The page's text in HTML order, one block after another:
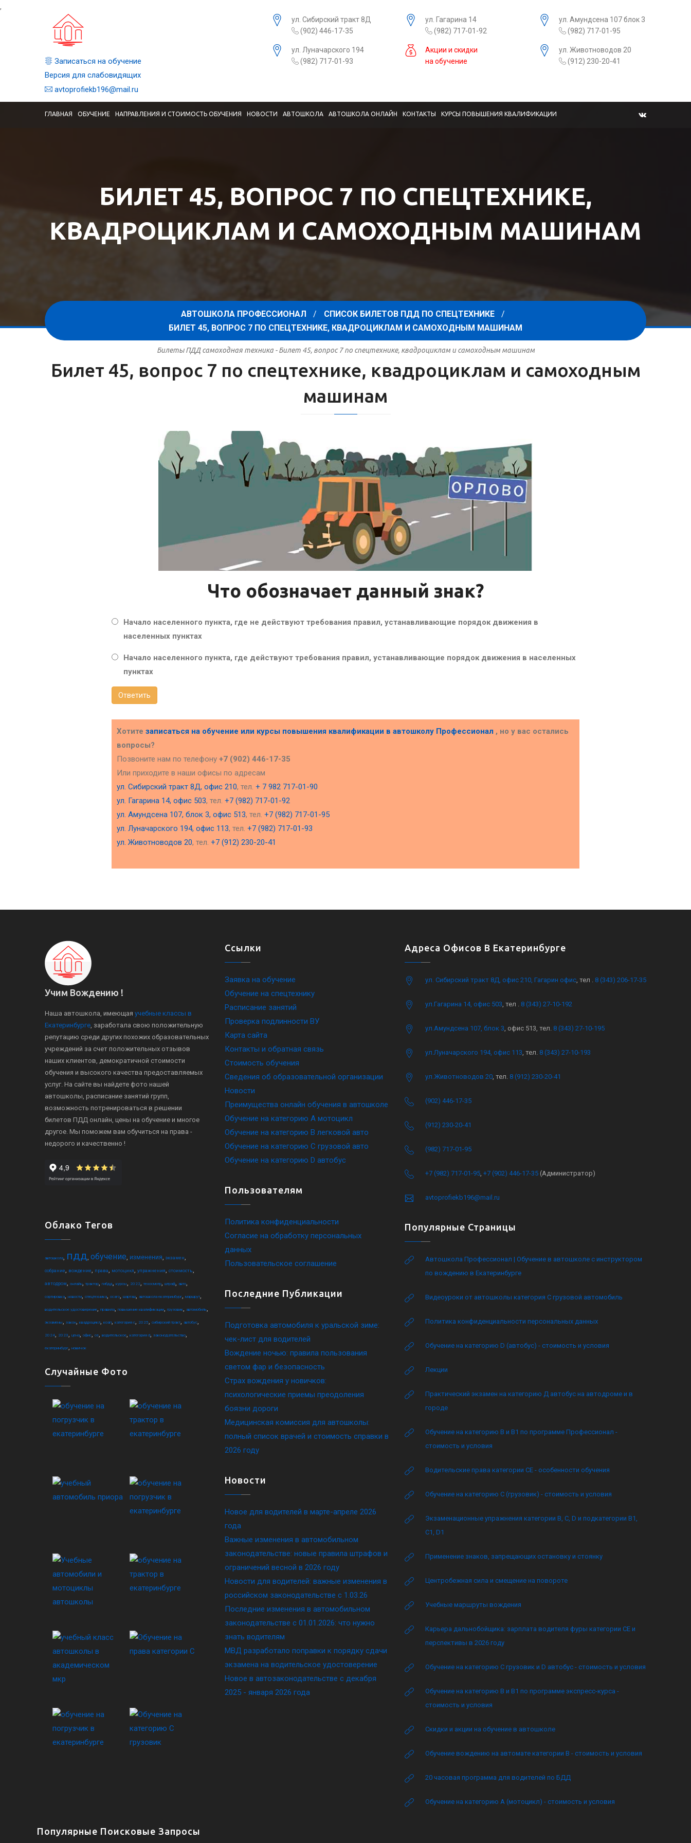
,
Записаться на обучение
Версия для слабовидящих
avtoprofiekb196@mail.ru
ул. Сибирский тракт 8Д
(902) 446-17-35
ул. Гагарина 14
(982) 717-01-92
ул. Амундсена 107 блок 3
(982) 717-01-95
ул. Луначарского 194
(982) 717-01-93
Акции и скидки
на обучение
ул. Животноводов 20
(912) 230-20-41
ГЛАВНАЯ ОБУЧЕНИЕ НАПРАВЛЕНИЯ И СТОИМОСТЬ ОБУЧЕНИЯ НОВОСТИ АВТОШКОЛА АВТОШКОЛА ОНЛАЙН КОНТАКТЫ КУРСЫ ПОВЫШЕНИЯ КВАЛИФИКАЦИИ
БИЛЕТ 45, ВОПРОС 7 ПО СПЕЦТЕХНИКЕ,
КВАДРОЦИКЛАМ И САМОХОДНЫМ МАШИНАМ
АВТОШКОЛА ПРОФЕССИОНАЛ
СПИСОК БИЛЕТОВ ПДД ПО СПЕЦТЕХНИКЕ
БИЛЕТ 45, ВОПРОС 7 ПО СПЕЦТЕХНИКЕ, КВАДРОЦИКЛАМ И САМОХОДНЫМ МАШИНАМ
Билеты ПДД самоходная техника - Билет 45, вопрос 7 по спецтехнике, квадроциклам и самоходным машинам
Билет 45, вопрос 7 по спецтехнике, квадроциклам и самоходным
машинам
Что обозначает данный знак?
Начало населенного пункта, где не действуют требования правил, устанавливающие порядок движения в
населенных пунктах
Начало населенного пункта, где действуют требования правил, устанавливающие порядок движения в населенных
пунктах
Ответить
Хотите записаться на обучение или курсы повышения квалификации в автошколу Профессионал , но у вас остались
вопросы?
Позвоните нам по телефону +7 (902) 446-17-35
Или приходите в наши офисы по адресам
ул. Сибирский тракт 8Д, офис 210, тел. + 7 982 717-01-90
ул. Гагарина 14, офис 503, тел. +7 (982) 717-01-92
ул. Амундсена 107, блок 3, офис 513, тел. +7 (982) 717-01-95
ул. Луначарского 194, офис 113, тел. +7 (982) 717-01-93
ул. Животноводов 20, тел. +7 (912) 230-20-41
Учим Вождению !
Наша автошкола, имеющая учебные классы в
Екатеринбурге , заработала свою положительную
репутацию среди других похожих образовательных
учреждений за счет положительных отзывов
наших клиентов, демократичной стоимости
обучения и высокого качества предоставляемых
услуг. На сайте вы найдете фото нашей
автошколы, расписание занятий групп,
возможность потренироваться в решении
билетов ПДД онлайн, цены на обучение и многое
другое. Мы поможем вам обучиться на права -
недорого и качественно !
Облако Тегов
автошкола пдд обучение изменения экзамен
собрание вождение права мотоцикл упражнения стоимость
автодром онлайн трактор гибдд курсы 2022 техосмотр штраф авто
сортировка новости спецтехника осаго шарташ автошкола екатеринбург маршрут
водительское удостоверение правила повышение квалификации грузовик автомобиль
экзамены закон квадроцикл коап категория c 2025 сибирский тракт автобус
2024 2023 цена офис ce водительское категория d законодательство
екатеринбург новичок
Случайные Фото
Ссылки
Заявка на обучение
Обучение на спецтехнику
Расписание занятий
Проверка подлинности ВУ
Карта сайта
Контакты и обратная связь
Стоимость обучения
Сведения об образовательной организации
Новости
Преимущества онлайн обучения в автошколе
Обучение на категорию A мотоцикл
Обучение на категорию B легковой авто
Обучение на категорию C грузовой авто
Обучение на категорию D автобус
Пользователям
Политика конфиденциальности
Согласие на обработку персональных
данных
Пользовательское соглашение
Последние Публикации
Подготовка автомобиля к уральской зиме:
чек-лист для водителей
Вождение ночью: правила пользования
светом фар и безопасность
Страх вождения у новичков:
психологические приемы преодоления
боязни дороги
Медицинская комиссия для автошколы:
полный список врачей и стоимость справки в
2026 году
Новости
Новое для водителей в марте-апреле 2026
года
Важные изменения в автомобильном
законодательстве: новые правила штрафов и
ограничений весной в 2026 году
Новости для водителей: важные изменения в
российском законодательстве c 1.03.26
Последние изменения в автомобильном
законодательстве c 01.01.2026: что нужно
знать водителям
МВД разработало поправки к порядку сдачи
экзамена на водительское удостоверение
Новое в автозаконодательстве с декабря
2025 - января 2026 года
Адреса Офисов В Екатеринбурге
ул. Сибирский тракт 8Д, офис 210, Гагарин офис , тел . 8 (343) 206-17-35
ул.Гагарина 14, офис 503 , тел . 8 (343) 27-10-192
ул.Амундсена 107, блок 3 , офис 513, тел. 8 (343) 27-10-195
ул.Луначарского 194, офис 113 , тел. 8 (343) 27-10-193
ул.Животноводов 20 , тел. 8 (912) 230-20-41
(902) 446-17-35
(912) 230-20-41
(982) 717-01-95
+7 (982) 717-01-95 +7 (902) 446-17-35 (Администратор)
avtoprofiekb196@mail.ru
Популярные Страницы
Автошкола Профессионал | Обучение в автошколе с инструктором
по вождению в Екатеринбурге
Видеоуроки от автошколы категория C грузовой автомобиль
Политика конфиденциальности персональных данных
Обучение на категорию D (автобус) - стоимость и условия
Лекции
Практический экзамен на категорию Д автобус на автодроме и в
городе
Обучение на категорию B и B1 по программе Профессионал -
стоимость и условия
Водительские права категории CE - особенности обучения
Обучение на категорию C (грузовик) - стоимость и условия
Экзаменационные упражнения категории B, C, D и подкатегории B1,
C1, D1
Применение знаков, запрещающих остановку и стоянку
Центробежная сила и смещение на повороте
Учебные маршруты вождения
Карьера дальнобойщика: зарплата водителя фуры категории CE и
перспективы в 2026 году
Обучение на категорию C грузовик и D автобус - стоимость и условия
Обучение на категорию B и B1 по программе экспресс-курса -
стоимость и условия
Скидки и акции на обучение в автошколе
Обучение вождению на автомате категории B - стоимость и условия
20 часовая программа для водителей по БДД
Обучение на категорию А (мотоцикл) - стоимость и условия
Популярные Поисковые Запросы